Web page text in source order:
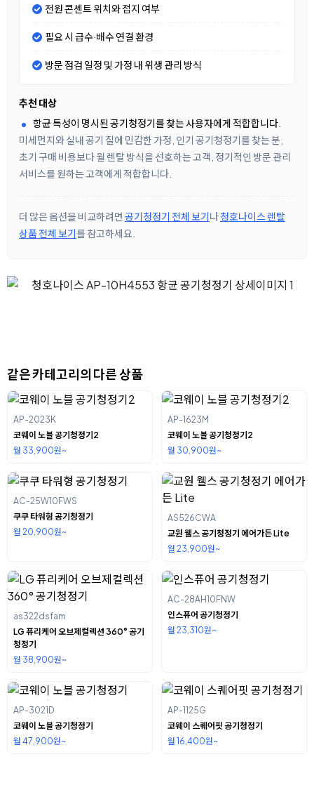
전원 콘센트 위치와 접지 여부
필요 시 급수·배수 연결 환경
방문 점검 일정 및 가정 내 위생 관리 방식
추천 대상
항균 특성이 명시된 공기청정기를 찾는 사용자에게 적합합니다.
미세먼지와 실내 공기 질에 민감한 가정, 인기 공기청정기를 찾는 분,
초기 구매 비용보다 월 렌탈 방식을 선호하는 고객, 정기적인 방문 관리
서비스를 원하는 고객에게 적합합니다.
더 많은 옵션을 비교하려면 공기청정기 전체 보기나청호나이스 렌탈
상품 전체 보기를 참고하세요.
같은 카테고리의 다른 상품
AP-2023K
코웨이 노블 공기청정기2
월 33,900원~
AP-1623M
코웨이 노블 공기청정기2
월 30,900원~
AC-25W10FWS
쿠쿠 타워형 공기청정기
월 20,900원~
AS526CWA
교원 웰스 공기청정기 에어가든 Lite
월 23,900원~
as322dsfam
LG 퓨리케어 오브제컬렉션 360° 공기
청정기
월 38,900원~
AC-28AH10FNW
인스퓨어 공기청정기
월 23,310원~
AP-3021D
코웨이 노블 공기청정기
월 47,900원~
AP-1125G
코웨이 스퀘어핏 공기청정기
월 16,400원~